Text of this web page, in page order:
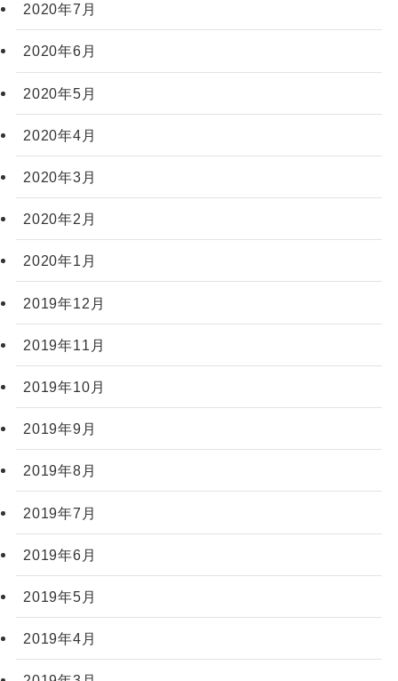
2020年7月
2020年6月
2020年5月
2020年4月
2020年3月
2020年2月
2020年1月
2019年12月
2019年11月
2019年10月
2019年9月
2019年8月
2019年7月
2019年6月
2019年5月
2019年4月